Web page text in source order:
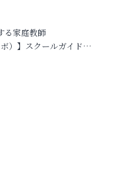
る家庭教師
）】スクールガイド…